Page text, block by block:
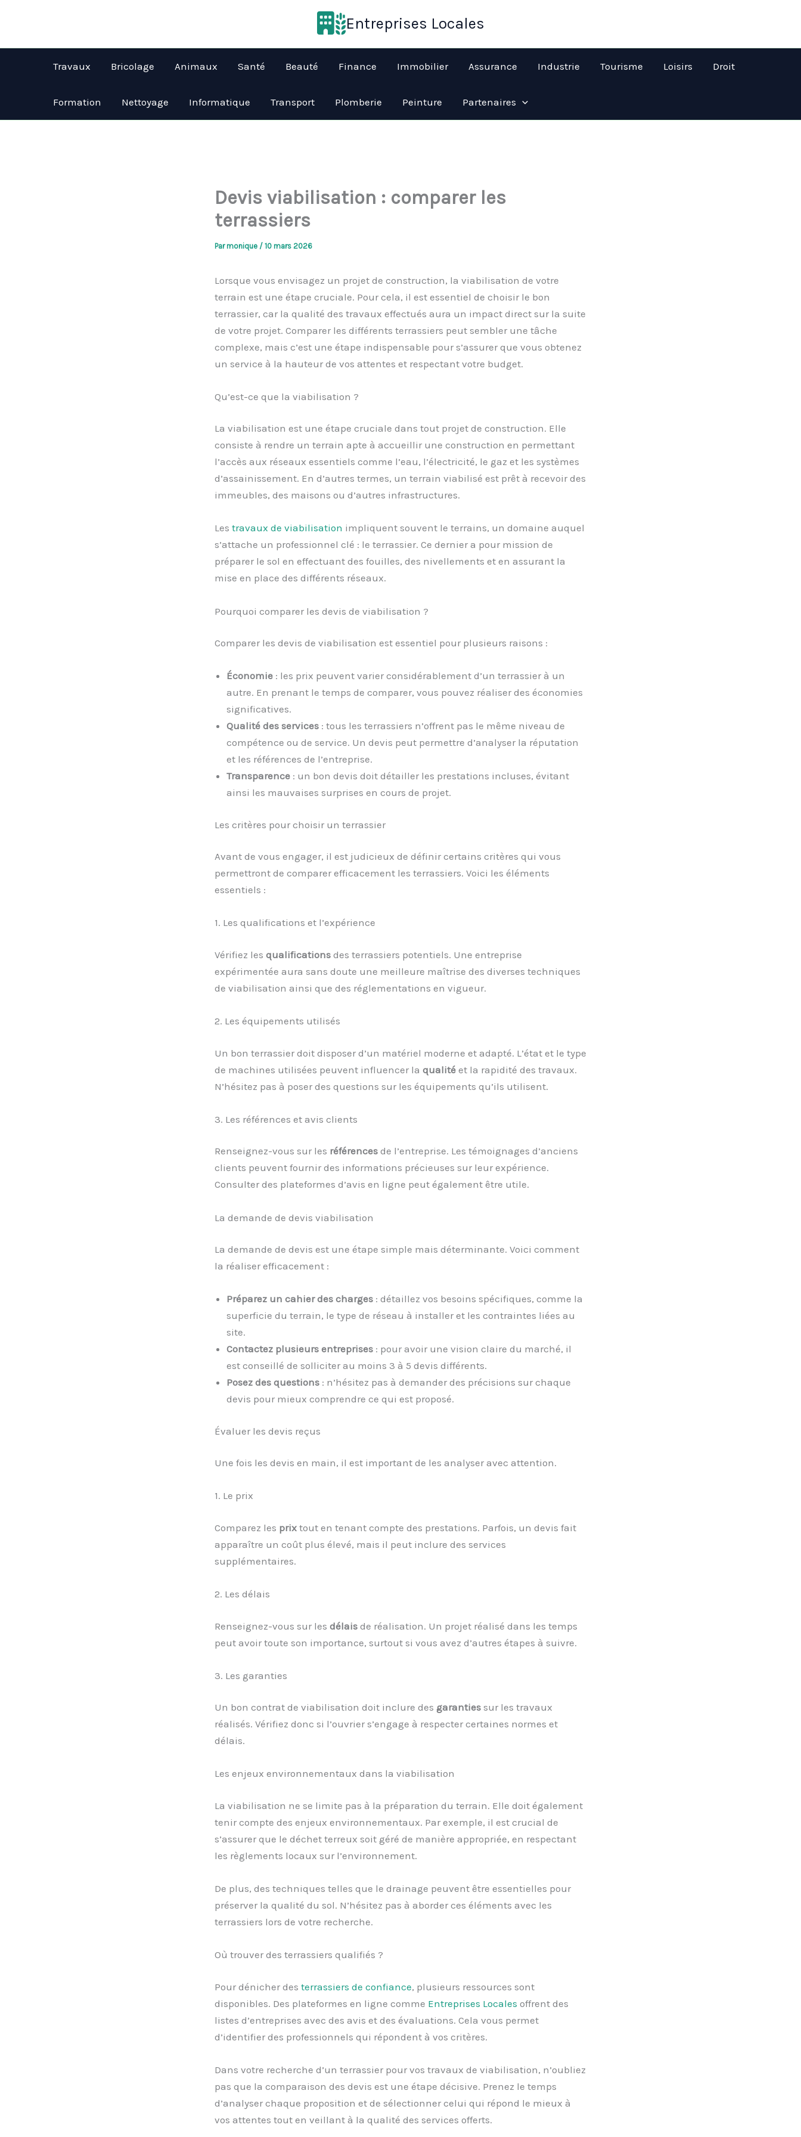
Entreprises Locales
Travaux Bricolage Animaux Santé Beauté Finance Immobilier Assurance Industrie Tourisme Loisirs Droit
Formation Nettoyage Informatique Transport Plomberie Peinture Partenaires
Devis viabilisation : comparer les
terrassiers
Parmonique / 10 mars 2026
Lorsque vous envisagez un projet de construction, la viabilisation de votre
terrain est une étape cruciale. Pour cela, il est essentiel de choisir le bon
terrassier, car la qualité des travaux effectués aura un impact direct sur la suite
de votre projet. Comparer les différents terrassiers peut sembler une tâche
complexe, mais c’est une étape indispensable pour s’assurer que vous obtenez
un service à la hauteur de vos attentes et respectant votre budget.
Qu’est-ce que la viabilisation ?
La viabilisation est une étape cruciale dans tout projet de construction. Elle
consiste à rendre un terrain apte à accueillir une construction en permettant
l’accès aux réseaux essentiels comme l’eau, l’électricité, le gaz et les systèmes
d’assainissement. En d’autres termes, un terrain viabilisé est prêt à recevoir des
immeubles, des maisons ou d’autres infrastructures.
Les travaux de viabilisation impliquent souvent le terrains, un domaine auquel
s’attache un professionnel clé : le terrassier. Ce dernier a pour mission de
préparer le sol en effectuant des fouilles, des nivellements et en assurant la
mise en place des différents réseaux.
Pourquoi comparer les devis de viabilisation ?
Comparer les devis de viabilisation est essentiel pour plusieurs raisons :
Économie: les prix peuvent varier considérablement d’un terrassier à un
autre. En prenant le temps de comparer, vous pouvez réaliser des économies
significatives.
Qualité des services: tous les terrassiers n’offrent pas le même niveau de
compétence ou de service. Un devis peut permettre d’analyser la réputation
et les références de l’entreprise.
Transparence: un bon devis doit détailler les prestations incluses, évitant
ainsi les mauvaises surprises en cours de projet.
Les critères pour choisir un terrassier
Avant de vous engager, il est judicieux de définir certains critères qui vous
permettront de comparer efficacement les terrassiers. Voici les éléments
essentiels :
1. Les qualifications et l’expérience
Vérifiez les qualificationsdes terrassiers potentiels. Une entreprise
expérimentée aura sans doute une meilleure maîtrise des diverses techniques
de viabilisation ainsi que des réglementations en vigueur.
2. Les équipements utilisés
Un bon terrassier doit disposer d’un matériel moderne et adapté. L’état et le type
de machines utilisées peuvent influencer la qualitéet la rapidité des travaux.
N’hésitez pas à poser des questions sur les équipements qu’ils utilisent.
3. Les références et avis clients
Renseignez-vous sur les référencesde l’entreprise. Les témoignages d’anciens
clients peuvent fournir des informations précieuses sur leur expérience.
Consulter des plateformes d’avis en ligne peut également être utile.
La demande de devis viabilisation
La demande de devis est une étape simple mais déterminante. Voici comment
la réaliser efficacement :
Préparez un cahier des charges: détaillez vos besoins spécifiques, comme la
superficie du terrain, le type de réseau à installer et les contraintes liées au
site.
Contactez plusieurs entreprises: pour avoir une vision claire du marché, il
est conseillé de solliciter au moins 3 à 5 devis différents.
Posez des questions: n’hésitez pas à demander des précisions sur chaque
devis pour mieux comprendre ce qui est proposé.
Évaluer les devis reçus
Une fois les devis en main, il est important de les analyser avec attention.
1. Le prix
Comparez les prixtout en tenant compte des prestations. Parfois, un devis fait
apparaître un coût plus élevé, mais il peut inclure des services
supplémentaires.
2. Les délais
Renseignez-vous sur les délaisde réalisation. Un projet réalisé dans les temps
peut avoir toute son importance, surtout si vous avez d’autres étapes à suivre.
3. Les garanties
Un bon contrat de viabilisation doit inclure des garantiessur les travaux
réalisés. Vérifiez donc si l’ouvrier s’engage à respecter certaines normes et
délais.
Les enjeux environnementaux dans la viabilisation
La viabilisation ne se limite pas à la préparation du terrain. Elle doit également
tenir compte des enjeux environnementaux. Par exemple, il est crucial de
s’assurer que le déchet terreux soit géré de manière appropriée, en respectant
les règlements locaux sur l’environnement.
De plus, des techniques telles que le drainage peuvent être essentielles pour
préserver la qualité du sol. N’hésitez pas à aborder ces éléments avec les
terrassiers lors de votre recherche.
Où trouver des terrassiers qualifiés ?
Pour dénicher des terrassiers de confiance, plusieurs ressources sont
disponibles. Des plateformes en ligne comme Entreprises Locales offrent des
listes d’entreprises avec des avis et des évaluations. Cela vous permet
d’identifier des professionnels qui répondent à vos critères.
Dans votre recherche d’un terrassier pour vos travaux de viabilisation, n’oubliez
pas que la comparaison des devis est une étape décisive. Prenez le temps
d’analyser chaque proposition et de sélectionner celui qui répond le mieux à
vos attentes tout en veillant à la qualité des services offerts.